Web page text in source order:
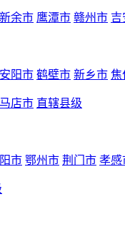
新余市 鹰潭市 赣州市 吉
安阳市 鹤壁市 新乡市 焦
店市 直辖县级
市 鄂州市 荆门市 孝感